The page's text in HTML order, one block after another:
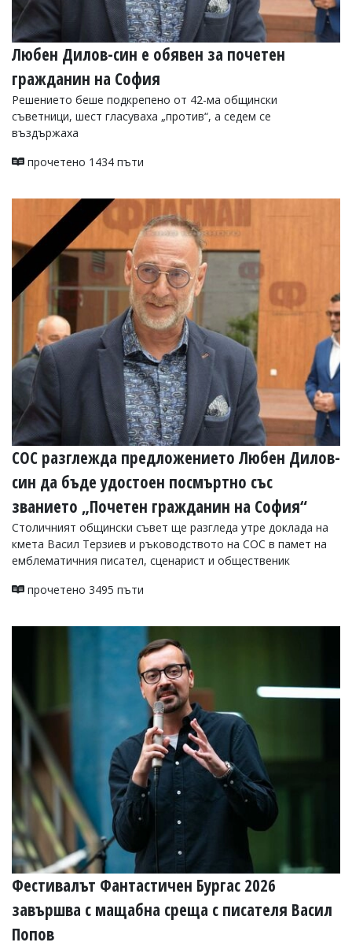
тях!
Ако
откриете
обиден
за
вас
коментар,
моля
сигнализирайте
ни!
Любен Дилов-син е обявен за почетен
гражданин на София
Решението беше подкрепено от 42-ма общински
съветници, шест гласуваха „против“, а седем се
въздържаха
прочетено 1434 пъти
СОС разглежда предложението Любен Дилов-
син да бъде удостоен посмъртно със
званието „Почетен гражданин на София“
Столичният общински съвет ще разгледа утре доклада на
кмета Васил Терзиев и ръководството на СОС в памет на
емблематичния писател, сценарист и общественик
прочетено 3495 пъти
Фестивалът Фантастичен Бургас 2026
завършва с мащабна среща с писателя Васил
Попов